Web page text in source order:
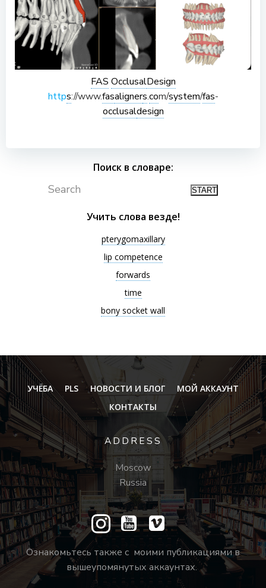
FAS OcclusalDesign
https://www.fasaligners.com/system/fas-
occlusaldesign
Поиск в словаре:
Search
Учить слова везде!
pterygomaxillary
lip competence
forwards
time
bony socket wall
УЧЁБА PLS НОВОСТИ И БЛОГ
МОЙ АККАУНТ
КОНТАКТЫ
ADDRESS
Moscow
Russia
Ознакомьтесь также с моими публикациями в
вышеупомянутых аккаунтах.